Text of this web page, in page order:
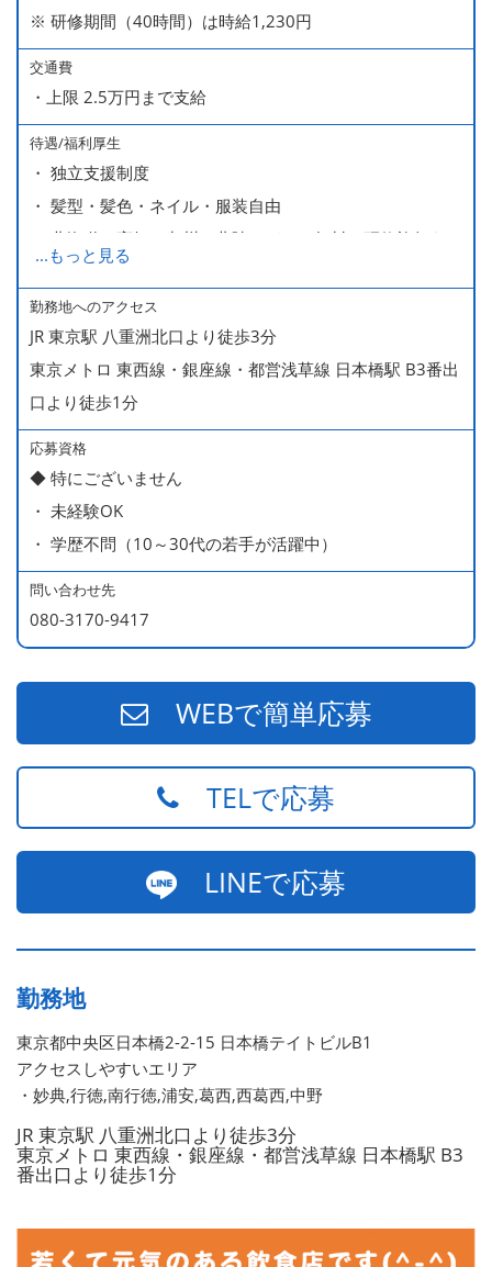
※ 研修期間（40時間）は時給1,230円
交通費
・上限 2.5万円まで支給
待遇/福利厚生
・ 独立支援制度
・ 髪型・髪色・ネイル・服装自由
・ 北海道や高知、九州、北陸などへの無料の研修旅行あり
ます
・ 無料の美味しい まかない食 あり
...もっと見る
勤務地へのアクセス
JR 東京駅 八重洲北口より徒歩3分
東京メトロ 東西線・銀座線・都営浅草線 日本橋駅 B3番出
口より徒歩1分
応募資格
◆ 特にございません
・ 未経験OK
・ 学歴不問（10～30代の若手が活躍中）
問い合わせ先
080-3170-9417
WEBで簡単応募
TELで応募
LINEで応募
勤務地
東京都中央区日本橋2-2-15 日本橋テイトビルB1
アクセスしやすいエリア
・妙典,行徳,南行徳,浦安,葛西,西葛西,中野
JR 東京駅 八重洲北口より徒歩3分
東京メトロ 東西線・銀座線・都営浅草線 日本橋駅 B3
番出口より徒歩1分